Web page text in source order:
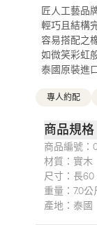
匠人工藝品
輕巧且結構
容易搭配之
如微笑彩虹
泰國原裝進
專人約配
商品規格
商品編號：
材質： 實木
尺寸： 長60
重量： 7.0公
產地： 泰國